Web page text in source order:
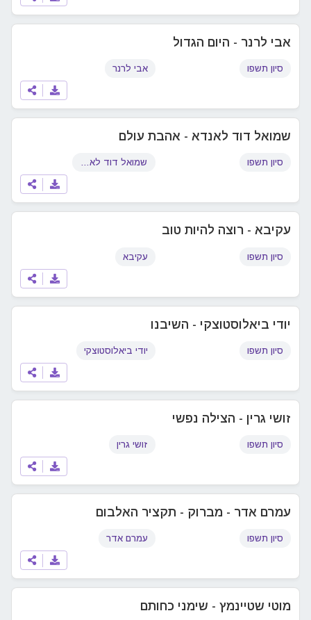
אבי לרנר - היום הגדול
סיון תשפו אבי לרנר
שמואל דוד לאנדא - אהבת עולם
סיון תשפו שמואל דוד לאנדא
עקיבא - רוצה להיות טוב
סיון תשפו עקיבא
יודי ביאלוסטוצקי - השיבנו
סיון תשפו יודי ביאלוסטוצקי
זושי גרין - הצילה נפשי
סיון תשפו זושי גרין
עמרם אדר - מברוק - תקציר האלבום
סיון תשפו עמרם אדר
מוטי שטיינמץ - שימני כחותם